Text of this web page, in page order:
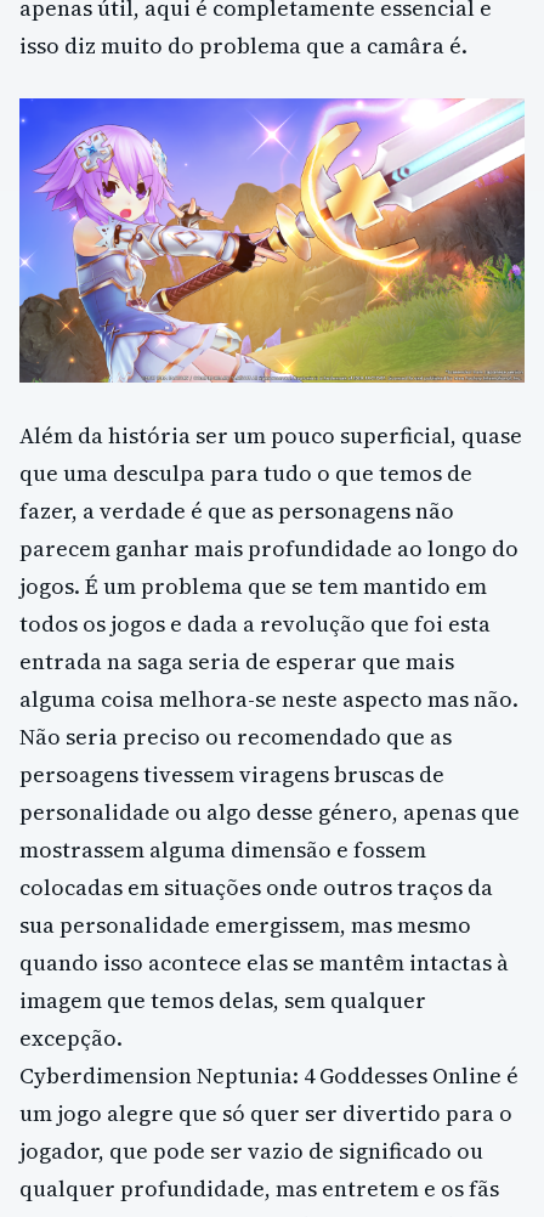
apenas útil, aqui é completamente essencial e
isso diz muito do problema que a camâra é.
Além da história ser um pouco superficial, quase
que uma desculpa para tudo o que temos de
fazer, a verdade é que as personagens não
parecem ganhar mais profundidade ao longo do
jogos. É um problema que se tem mantido em
todos os jogos e dada a revolução que foi esta
entrada na saga seria de esperar que mais
alguma coisa melhora-se neste aspecto mas não.
Não seria preciso ou recomendado que as
persoagens tivessem viragens bruscas de
personalidade ou algo desse género, apenas que
mostrassem alguma dimensão e fossem
colocadas em situações onde outros traços da
sua personalidade emergissem, mas mesmo
quando isso acontece elas se mantêm intactas à
imagem que temos delas, sem qualquer
excepção.
Cyberdimension Neptunia: 4 Goddesses Online é
um jogo alegre que só quer ser divertido para o
jogador, que pode ser vazio de significado ou
qualquer profundidade, mas entretem e os fãs